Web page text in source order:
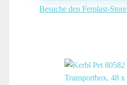
Besuche den Ferplast-Store